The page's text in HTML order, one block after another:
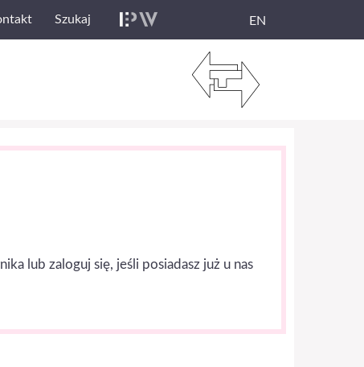
Szukaj EN
lub zaloguj się, jeśli posiadasz już u nas